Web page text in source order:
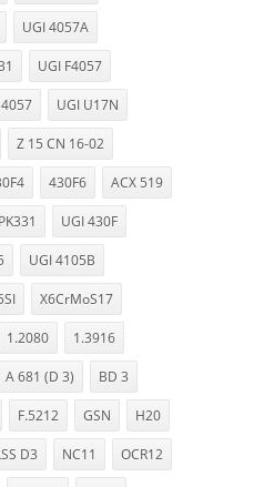
UGI 4057A
UGI F4057
UGI U17N
Z 15 CN 16-02
430F6 ACX 519
PK331 UGI 430F
UGI 4105B
X6CrMoS17
1.2080 1.3916
A 681 (D 3) BD 3
F.5212 GSN H20
D3 NC11 OCR12